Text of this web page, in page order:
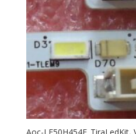
Aoc-LE50H454E_TiraLedKit,